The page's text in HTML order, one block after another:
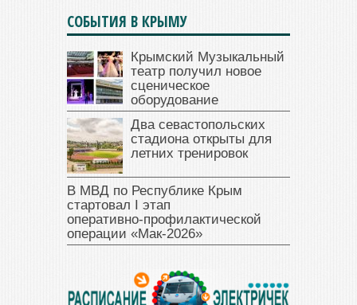
СОБЫТИЯ В КРЫМУ
Крымский Музыкальный
театр получил новое
сценическое
оборудование
Два севастопольских
стадиона открыты для
летних тренировок
В МВД по Республике Крым
стартовал I этап
оперативно‑профилактической
операции «Мак‑2026»